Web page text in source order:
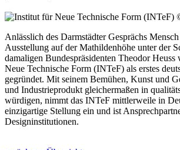
Anlässlich des Darmstädter Gesprächs
Ausstellung auf der Mathildenhöhe unter der
damaligen Bundespräsidenten Theodor
Neue Technische Form (INTeF) als erstes
gegründet. Mit seinem Bemühen, Kunst und
und Industrieprodukt gleichermaßen in
würdigen, nimmt das INTeF mittlerweile in
einzigartige Stellung ein und ist
Designinstitutionen.